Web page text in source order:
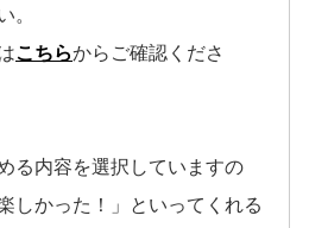
。
こちらからご確認くださ
る内容を選択していますの
しかった！」といってくれる